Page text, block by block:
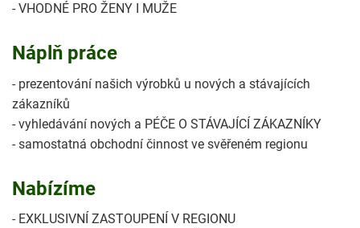
- VHODNÉ PRO ŽENY I MUŽE
Náplň práce
- prezentování našich výrobků u nových a stávajících
zákazníků
- vyhledávání nových a PÉČE O STÁVAJÍCÍ ZÁKAZNÍKY
- samostatná obchodní činnost ve svěřeném regionu
Nabízíme
- EXKLUSIVNÍ ZASTOUPENÍ V REGIONU